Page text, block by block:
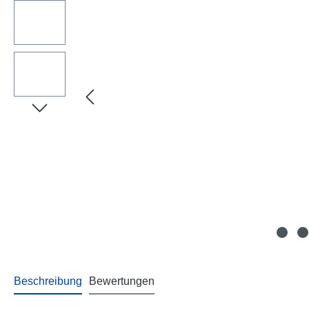
Beschreibung Bewertungen